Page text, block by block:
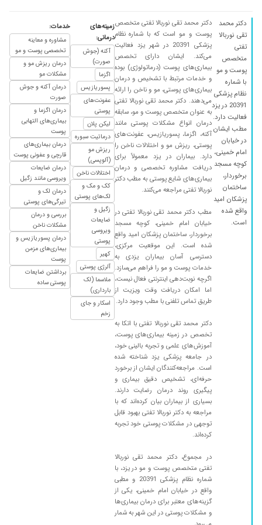
رفع جوش
خوب است ۱۳۹۹/۱۱/۲۲
برای ریزش مو به دکتر مراجعه کردم و فعلا تحت
درمان هستم
۱۴۰۰/۱۲/۰۹
بسیار دکتر عالی هستن فقط کاش اجازه میدادن
کامل توضیح بدیم
۱۴۰۰/۰۸/۲۲
سلام بسیار عالی بوده تا الان. ۱۴۰۰/۰۲/۲۷
لکه پوستی و خیلی عالی بود تجویز ایشان
مشکل پوست خوب بود ۱۴۰۰/۱۲/۲۲
ریزش ارثی مو ۱۴۰۰/۰۴/۱۰
مشکل پوستی داشتم رفع شد مجددا در ناحیه گزدن
مشکل پوستی پیدا شده
۱۴۰۰/۰۳/۰۲
خوب است ۱۳۹۷/۰۱/۲۷
ریزش مو عالی ۱۳۹۹/۱۱/۱۷
عااالی ۱۳۹۹/۱۲/۱۷
خیلی خوب و عالی ۱۳۹۹/۰۹/۱۹
خوب بود ۱۳۹۹/۱۲/۱۷
خیلی عالی
تنها دکتری
زگیل داشتم درمان شد
وتیلیگو . بهتر شدم
پسوریازیس عالی
برای من از نظرتشخیص مشکل ودرمان خیلی خوب
بودن
مشکلی پوستی داشتم وخداروشکر بهترم
سلام خسته نباشید اقای دکتر نوربالانمونه هستن
مشکل ریزش مو ودرنتیجه رویش مجدد
خدانگهدارایشان باشد
عالی است
عالی. بهترین
لااللللللآللل
دکتر محمد
تقی نوربالا
تفتی
متخصص
پوست و مو
با شماره
نظام پزشکی
20391 در یزد
فعالیت دارد.
مطب ایشان
در خیابان
امام خمینی،
کوچه مسجد
برخوردار،
ساختمان
پزشکان امید
واقع شده
است.
دکتر محمد تقی نوربالا تفتی متخصص
پوست و مو است که با شماره نظام
پزشکی 20391 در شهر یزد فعالیت
می‌کند. ایشان دارای تخصص
بیماری‌های پوست (درماتولوژی) بوده
و خدمات مرتبط با تشخیص و درمان
بیماری‌های پوستی، مو و ناخن را ارائه
می‌دهند. دکتر محمد تقی نوربالا تفتی
به عنوان متخصص پوست و مو، سابقه
درمان انواع مشکلات پوستی مانند
آکنه، اگزما، پسوریازیس، عفونت‌های
پوستی، ریزش مو و اختلالات ناخن را
دارد. بیماران در یزد معمولاً برای
دریافت مشاوره تخصصی و درمان
بیماری‌های شایع پوستی به مطب دکتر
نوربالا تفتی مراجعه می‌کنند.
مطب دکتر محمد تقی نوربالا تفتی در
خیابان امام خمینی، کوچه مسجد
برخوردار، ساختمان پزشکان امید واقع
شده است. این موقعیت مرکزی،
دسترسی آسان بیماران یزدی به
خدمات پوست و مو را فراهم می‌سازد.
اگرچه نوبت‌دهی اینترنتی فعال نیست،
اما امکان دریافت وقت ویزیت از
طریق تماس تلفنی با مطب وجود دارد.
دکتر محمد تقی نوربالا تفتی با اتکا به
تخصص در زمینه بیماری‌های پوست،
آموزش‌های علمی و تجربه بالینی خود،
در جامعه پزشکی یزد شناخته شده
است. مراجعه‌کنندگان ایشان از برخورد
حرفه‌ای، تشخیص دقیق بیماری و
پیگیری روند درمان رضایت دارند.
بسیاری از بیماران بیان کرده‌اند که با
مراجعه به دکتر نوربالا تفتی بهبود قابل
توجهی در مشکلات پوستی خود تجربه
کرده‌اند.
در مجموع، دکتر محمد تقی نوربالا
تفتی متخصص پوست و مو در یزد، با
شماره نظام پزشکی 20391 و مطبی
واقع در خیابان امام خمینی، یکی از
گزینه‌های معتبر برای درمان بیماری‌ها
و مشکلات پوستی در این شهر به شمار
زمینه‌های
درمانی:
آکنه (جوش
صورت)
اگزما
پسوریازیس
عفونت‌های
پوستی
لیکن پلان
درماتیت سبوره
ریزش مو
(آلوپسی)
اختلالات ناخن
کک و مک و
لک‌های پوستی
زگیل و
ضایعات
ویروسی
پوستی
کهیر
آلرژی پوستی
ملاسما (لک
بارداری)
اسکار و جای
زخم
خدمات:
مشاوره و معاینه
تخصصی پوست و مو
درمان ریزش مو و
مشکلات مو
درمان آکنه و جوش
صورت
درمان اگزما و
بیماری‌های التهابی
پوست
درمان بیماری‌های
قارچی و عفونی پوست
درمان ضایعات
ویروسی مانند زگیل
درمان لک و
تیرگی‌های پوستی
بررسی و درمان
مشکلات ناخن
درمان پسوریازیس و
بیماری‌های مزمن
پوست
برداشتن ضایعات
پوستی ساده